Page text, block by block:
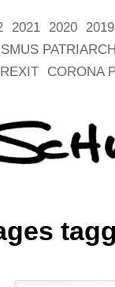
2021 2020 2019
CORONA